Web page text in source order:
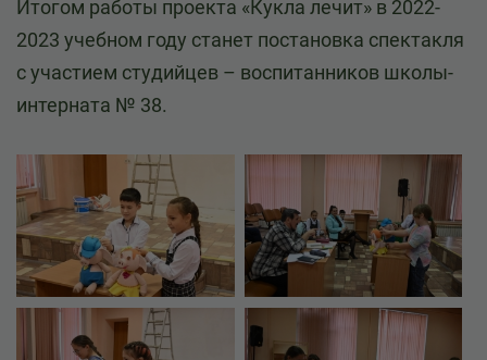
Итогом работы проекта «Кукла лечит» в 2022-
2023 учебном году станет постановка спектакля
с участием студийцев – воспитанников школы-
интерната № 38.